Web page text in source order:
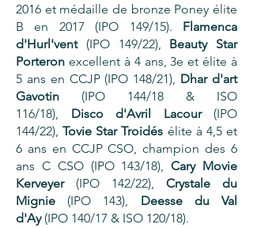
2016 et médaille de bronze Poney élite
B en 2017 (IPO 149/15). Flamenca
d'Hurl'vent(IPO 149/22), Beauty Star
Porteron excellent à 4 ans, 3e et élite à
5 ans en CCJP (IPO 148/21), Dhar d'art
Gavotin (IPO 144/18 & ISO
116/18), Disco d'Avril Lacour(IPO
144/22),Tovie Star Troidés élite à 4,5 et
6 ans en CCJP CSO, champion des 6
ans C CSO (IPO 143/18),Cary Movie
Kerveyer(IPO 142/22), Crystale du
Mignie (IPO 143), Deesse du Val
d'Ay(IPO 140/17 & ISO 120/18).